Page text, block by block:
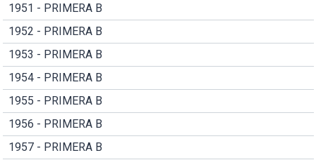
1951 - PRIMERA B
1952 - PRIMERA B
1953 - PRIMERA B
1954 - PRIMERA B
1955 - PRIMERA B
1956 - PRIMERA B
1957 - PRIMERA B